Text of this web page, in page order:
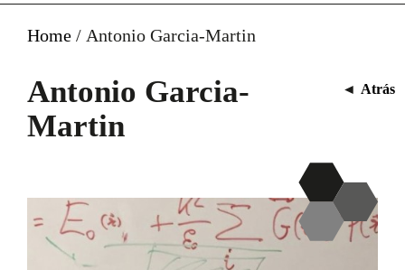
Home / Antonio Garcia-Martin
Antonio Garcia-
Martin
◄ Atrás